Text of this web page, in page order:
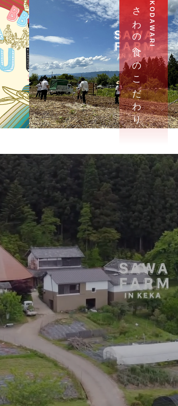
K O D A W A R I
さ わ の 食 へ の こ だ わ り